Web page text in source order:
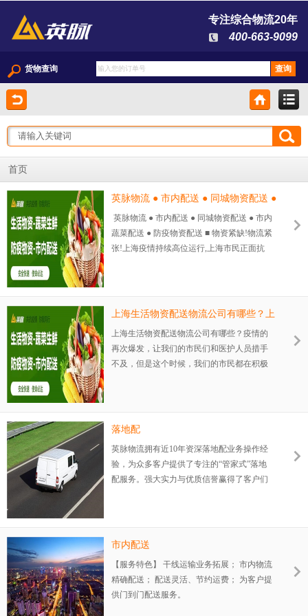
专注综合物流20年
400-663-9099
货物查询
首页
英脉物流 ● 市内配送 ● 同城物资配送 ●
市内蔬菜配送 ● 防疫物资配送
英脉物流 ● 市内配送 ● 同城物资配送 ● 市内
蔬菜配送 ● 防疫物资配送 ■ 物资紧缺!物流紧
张!上海疫情持续高位运行,上海市民正面抗
吸、...
上海生活物资配送物流公司有哪些？上
海生活物资配送物流公司推荐【含联系
方式】
上海生活物资配送物流公司有哪些？疫情的
再次爆发，让我们的市民们和医护人员措手
不及，但是这个时候，我们的市民都在积极
够想到的措施之一了，那接下来就和英脉物
公司有哪些吧。
落地配
英脉物流拥有近10年资深落地配业务操作经
验，为众多客户提供了专注的“管家式”落地
配服务。强大实力与优质信誉赢得了客户们
市内配送
【服务特色】 干线运输业务拓展； 市内物流
精确配送； 配送灵活、节约运费； 为客户提
供门到门配送服务。